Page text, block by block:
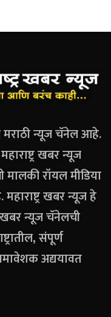
मराठी न्यूज चॅनेल आहे.
खबर न्यूज
रॉयल मीडिया
खबर न्यूज हे
खबर न्यूज चॅनेलची
संपूर्ण
अद्ययावत